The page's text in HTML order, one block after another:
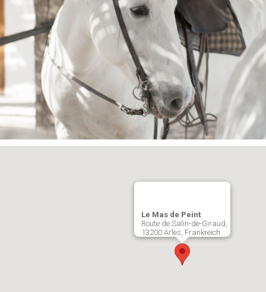
Le Mas de Peint
Route de Salin-de-Giraud,
13200 Arles, Frankreich